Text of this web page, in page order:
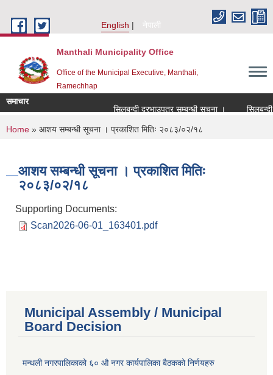
English
नेपाली
Manthali Municipality Office
Office of the Municipal Executive, Manthali,
Ramechhap
समाचार
सिलबन्दी दरभाउपत्र सम्बन्धी सूचना ।
सिलबन्दी
You are here
Home » आशय सम्बन्धी सूचना । प्रकाशित मितिः २०८३/०२/१८
आशय सम्बन्धी सूचना । प्रकाशित मितिः
२०८३/०२/१८
Supporting Documents:
Scan2026-06-01_163401.pdf
Municipal Assembly / Municipal
Board Decision
मन्थली नगरपालिकाको ६० औ नगर कार्यपालिका बैठकको निर्णयहरु